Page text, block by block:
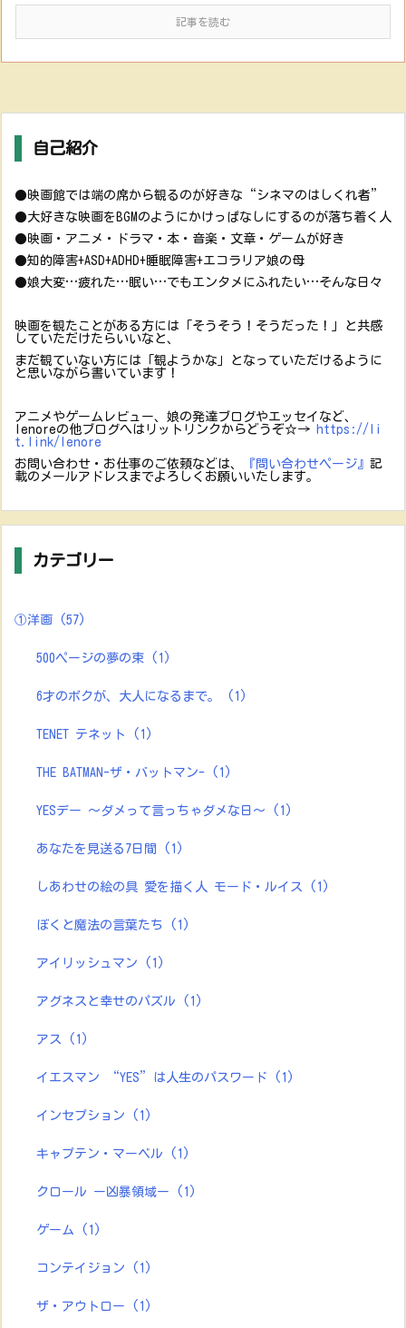
記事を読む
自己紹介
●映画館では端の席から観るのが好きな“シネマのはしくれ者”
●大好きな映画をBGMのようにかけっぱなしにするのが落ち着く人
●映画・アニメ・ドラマ・本・音楽・文章・ゲームが好き
●知的障害+ASD+ADHD+睡眠障害+エコラリア娘の母
●娘大変…疲れた…眠い…でもエンタメにふれたい…そんな日々
映画を観たことがある方には「そうそう！そうだった！」と共感
していただけたらいいなと、
まだ観ていない方には「観ようかな」となっていただけるように
と思いながら書いています！
アニメやゲームレビュー、娘の発達ブログやエッセイなど、
lenoreの他ブログへはリットリンクからどうぞ☆→
https://li
t.link/lenore
お問い合わせ・お仕事のご依頼などは、
『問い合わせページ』 記
載のメールアドレスまでよろしくお願いいたします。
カテゴリー
①洋画 (57)
500ページの夢の束 (1)
6才のボクが、大人になるまで。 (1)
TENET テネット (1)
THE BATMAN-ザ・バットマン- (1)
YESデー ～ダメって言っちゃダメな日～ (1)
あなたを見送る7日間 (1)
しあわせの絵の具 愛を描く人 モード・ルイス (1)
ぼくと魔法の言葉たち (1)
アイリッシュマン (1)
アグネスと幸せのパズル (1)
アス (1)
イエスマン “YES”は人生のパスワード (1)
インセプション (1)
キャプテン・マーベル (1)
クロール ー凶暴領域ー (1)
ゲーム (1)
コンテイジョン (1)
ザ・アウトロー (1)